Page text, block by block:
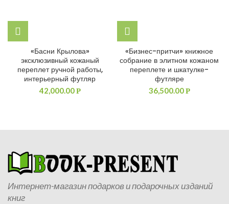
«Басни Крылова»
эксклюзивный кожаный
переплет ручной работы,
интерьерный футляр
42,000.00Р
«Бизнес-притчи» книжное
собрание в элитном кожаном
переплете и шкатулке-
футляре
36,500.00Р
Интернет-магазин подарков и подарочных изданий
книг